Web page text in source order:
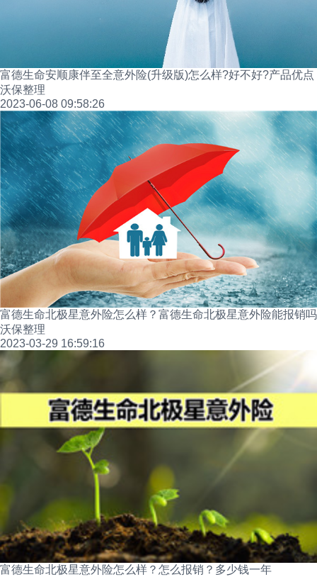
富德生命安顺康伴至全意外险(升级版)怎么样?好不好?产品优点
沃保整理
2023-06-08 09:58:26
富德生命北极星意外险怎么样？富德生命北极星意外险能报销吗
沃保整理
2023-03-29 16:59:16
富德生命北极星意外险怎么样？怎么报销？多少钱一年